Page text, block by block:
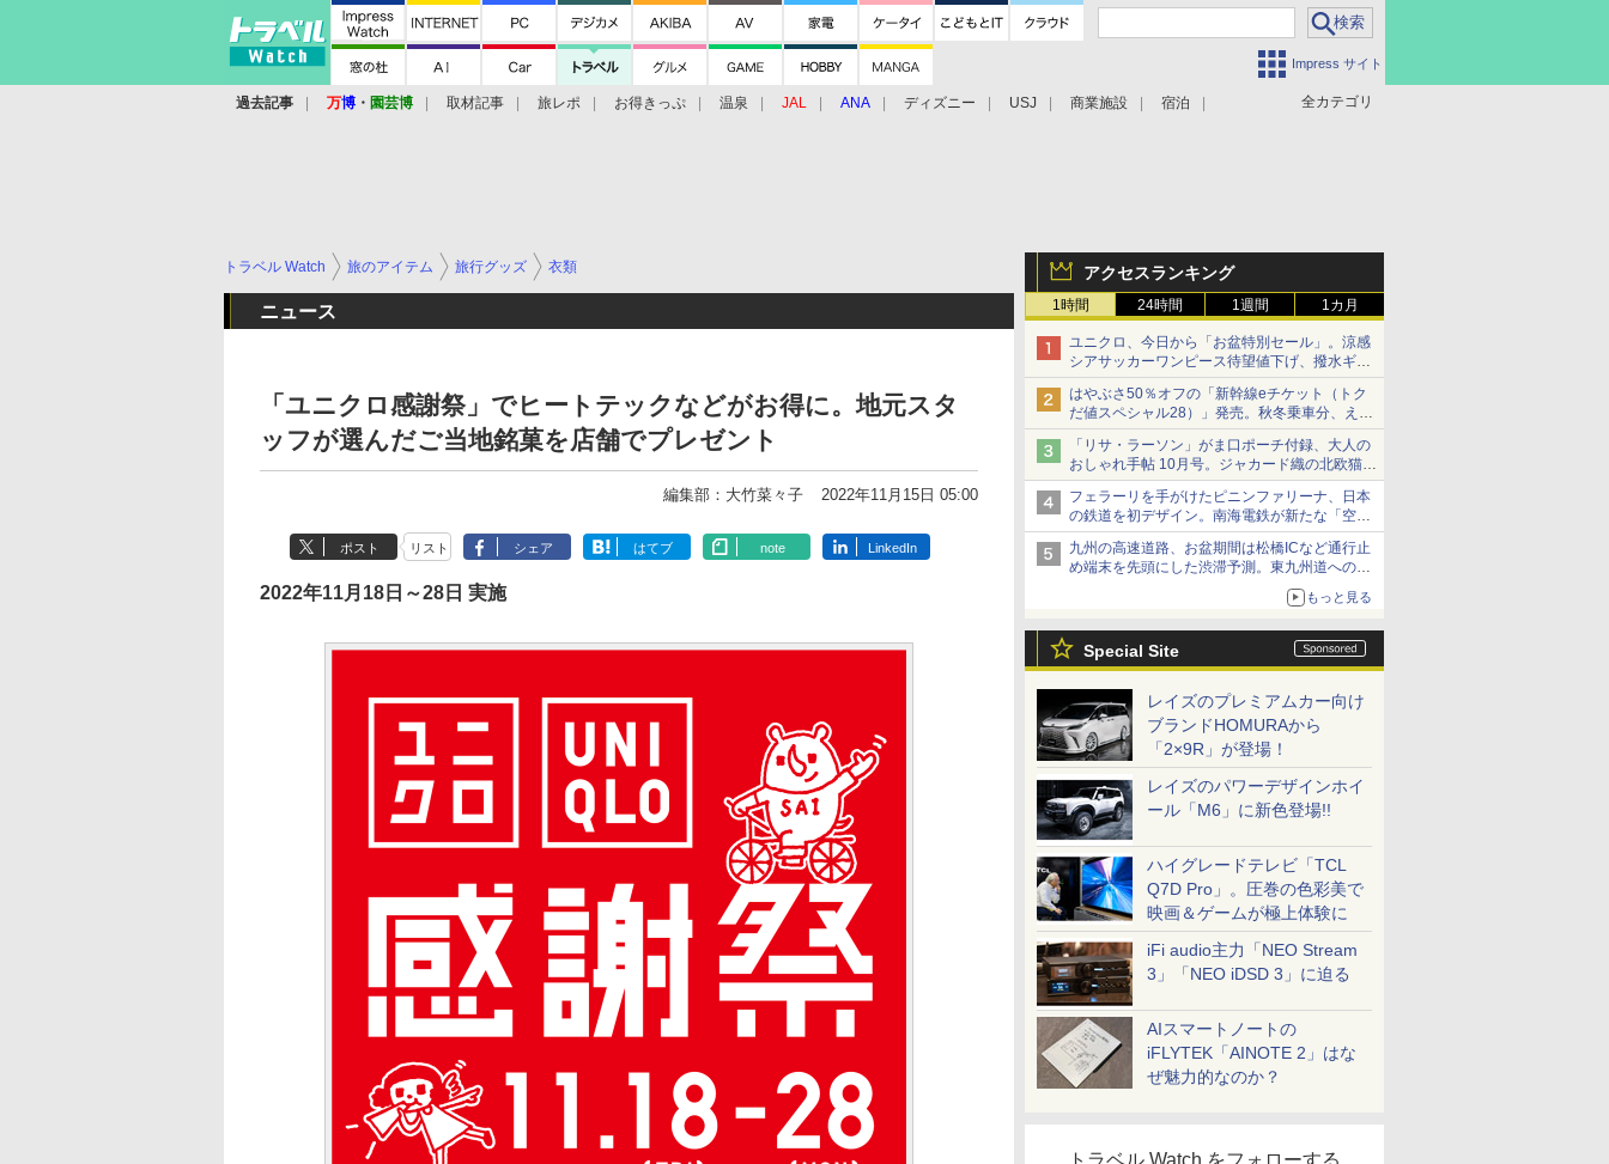
Impress サイト
全カテゴリ
過去記事 万博 ・ 園芸博 取材記事 旅レポ お得きっぷ 温泉 JAL ANA ディズニー USJ 商業施設 宿泊
アクセスランキング
1時間 24時間 1週間 1カ月
ユニクロ、今日から「お盆特別セール」。涼感
シアサッカーワンピース待望値下げ、撥水ギア
ショーツは1990円に
はやぶさ50％オフの「新幹線eチケット（トク
だ値スペシャル28）」発売。秋冬乗車分、えき
ねっと限定
「リサ・ラーソン」がま口ポーチ付録、大人の
おしゃれ手帖 10月号。ジャカード織の北欧猫デ
ザイン
フェラーリを手がけたピニンファリーナ、日本
の鉄道を初デザイン。南海電鉄が新たな「空港
特急」をなにわ筋線へ導入
九州の高速道路、お盆期間は松橋ICなど通行止
め端末を先頭にした渋滞予測。東九州道への迂
もっと見る
Special Site
レイズのプレミアムカー向け
ブランドHOMURAから
「2×9R」が登場！
レイズのパワーデザインホイ
ール「M6」に新色登場!!
ハイグレードテレビ「TCL
Q7D Pro」。圧巻の色彩美で
映画＆ゲームが極上体験に
iFi audio主力「NEO Stream
3」「NEO iDSD 3」に迫る
AIスマートノートの
iFLYTEK「AINOTE 2」はな
ぜ魅力的なのか？
トラベル Watch をフォローする
トラベル Watch 旅のアイテム 旅行グッズ 衣類
ニュース
「ユニクロ感謝祭」でヒートテックなどがお得に。地元スタ
ッフが選んだご当地銘菓を店舗でプレゼント
編集部：大竹菜々子 2022年11月15日 05:00
ポスト リスト シェア はてブ note LinkedIn
2022年11月18日～28日 実施